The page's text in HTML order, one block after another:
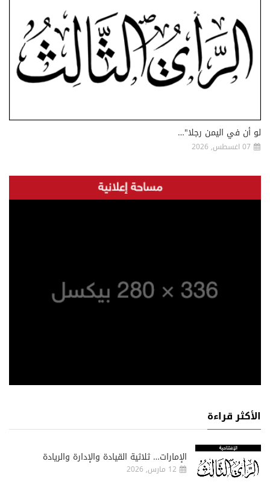
لو أن في اليمن رجلا"…
07 اغسطس, 2026
الأكثر قراءة
الإمارات… ثلاثية القيادة والإدارة والريادة
12 مارس, 2026